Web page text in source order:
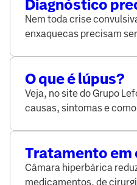
Diagnóstico
tratamento
promovem
Nem toda crise
enxaquecas precisam
O que é lúpus?
Veja, no site do Grupo
causas, sintomas e
Tratamento em
hiperbárica
Câmara hiperbárica
medicamentos, de